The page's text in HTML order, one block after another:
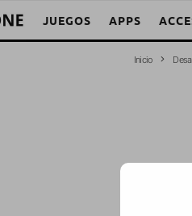
JUEGOS APPS
Inicio